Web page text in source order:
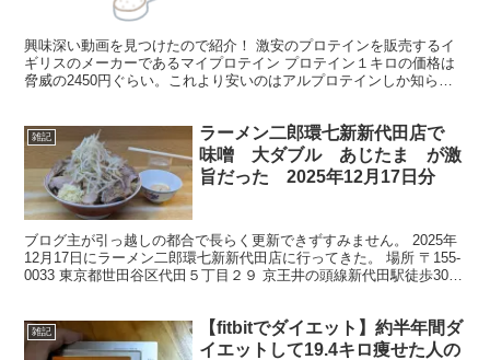
興味深い動画を見つけたので紹介！ 激安のプロテインを販売するイ
ギリスのメーカーであるマイプロテイン プロテイン１キロの価格は
脅威の2450円ぐらい。これより安いのはアルプロテインしか知らね
雑記
ラーメン二郎環七新新代田店で
味噌 大ダブル あじたま が激
旨だった 2025年12月17日分
ブログ主が引っ越しの都合で長らく更新できずすみません。 2025年
12月17日にラーメン二郎環七新新代田店に行ってきた。 場所 〒155-
0033 東京都世田谷区代田５丁目２９ 京王井の頭線新代田駅徒歩30秒
雑記
【fitbitでダイエット】約半年間ダ
イエットして19.4キロ痩せた人の